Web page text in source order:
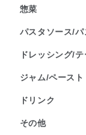
惣菜
パスタソース/パ
ドレッシング/
ジャム/ペースト
ドリンク
その他